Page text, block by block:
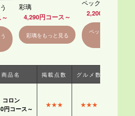
彩璃
4,290円コース～
彩璃をもっと見る
ペック
2,200円コース～
ペックをもっと見
商品名 掲載点数 グルメ数
コロン
円コース～
★★★ ★★★